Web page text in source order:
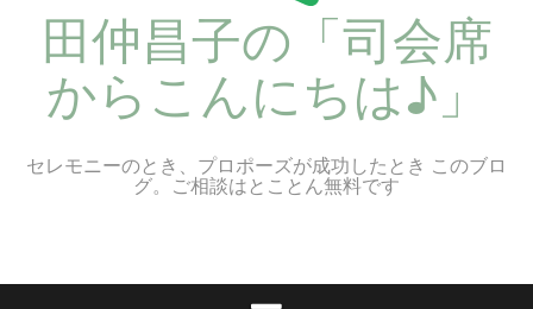
田仲昌子の「司会席
からこんにちは♪」
セレモニーのとき、プロポーズが成功したとき このブロ
グ。ご相談はとことん無料です